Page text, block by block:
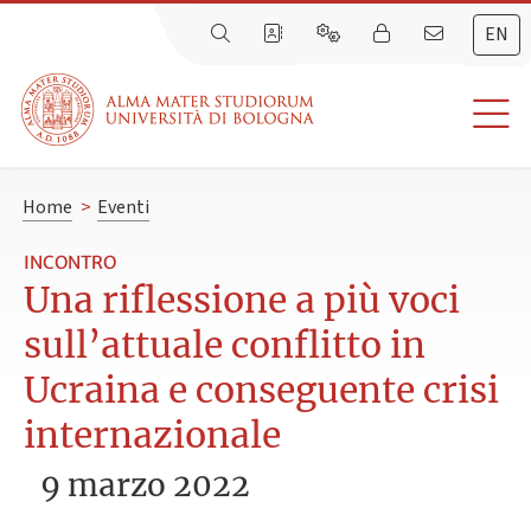
EN
Home > Eventi
INCONTRO
Una riflessione a più voci
sull’attuale conflitto in
Ucraina e conseguente crisi
internazionale
9 marzo 2022